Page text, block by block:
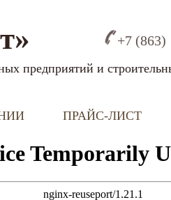
предприятий и
+7 (863)
ПРАЙС-ЛИСТ